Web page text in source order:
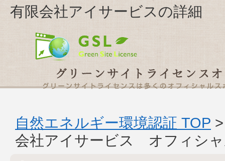
有限会社アイサービスの詳細
自然エネルギー環境認証 TOP
会社アイサービス オフィシ